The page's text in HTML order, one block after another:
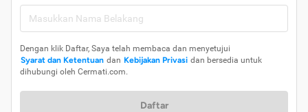
Dengan klik Daftar, Saya telah membaca dan menyetujui
Syarat dan Ketentuan dan Kebijakan Privasi dan bersedia untuk
dihubungi oleh Cermati.com.
Daftar